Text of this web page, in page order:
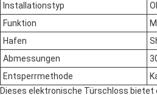
Installationstyp
Funktion
Hafen
Abmessungen
Entsperrmethode
Dieses elektronische Türschloss